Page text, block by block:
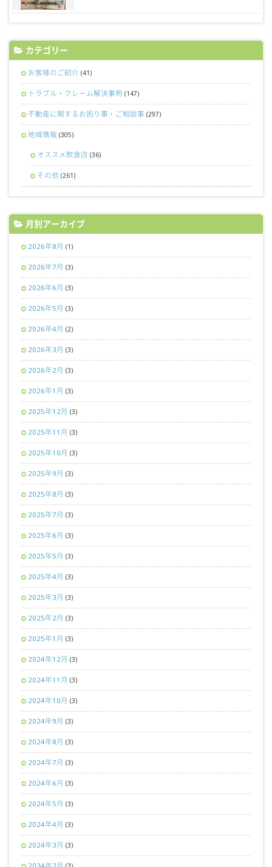
カテゴリー
お客様のご紹介 (41)
トラブル・クレーム解決事例 (147)
不動産に関するお困り事・ご相談事 (297)
地域情報 (305)
オススメ飲食店 (36)
その他 (261)
月別アーカイブ
2026年8月 (1)
2026年7月 (3)
2026年6月 (3)
2026年5月 (3)
2026年4月 (2)
2026年3月 (3)
2026年2月 (3)
2026年1月 (3)
2025年12月 (3)
2025年11月 (3)
2025年10月 (3)
2025年9月 (3)
2025年8月 (3)
2025年7月 (3)
2025年6月 (3)
2025年5月 (3)
2025年4月 (3)
2025年3月 (3)
2025年2月 (3)
2025年1月 (3)
2024年12月 (3)
2024年11月 (3)
2024年10月 (3)
2024年9月 (3)
2024年8月 (3)
2024年7月 (3)
2024年6月 (3)
2024年5月 (3)
2024年4月 (3)
2024年3月 (3)